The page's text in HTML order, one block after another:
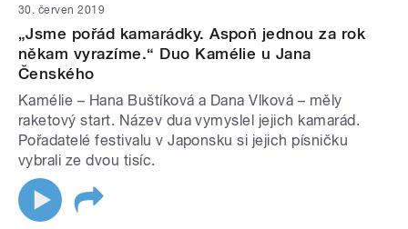
30. červen 2019
„Jsme pořád kamarádky. Aspoň jednou za rok
někam vyrazíme.“ Duo Kamélie u Jana
Čenského
Kamélie – Hana Buštíková a Dana Vlková – měly
raketový start. Název dua vymyslel jejich kamarád.
Pořadatelé festivalu v Japonsku si jejich písničku
vybrali ze dvou tisíc.